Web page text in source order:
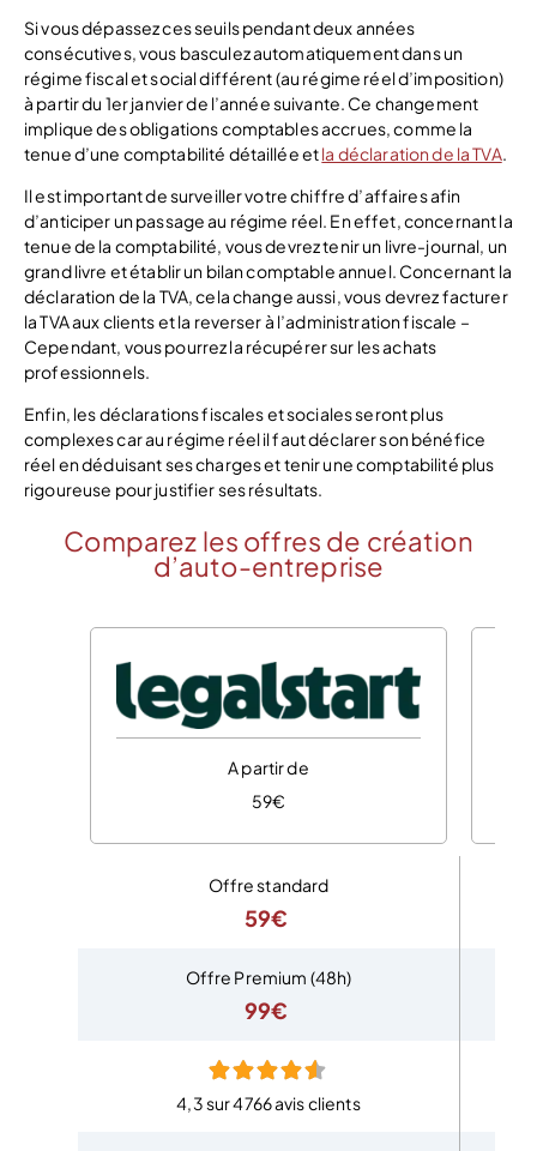
Si vous dépassez ces seuils pendant deux années
consécutives, vous basculez automatiquement dans un
régime fiscal et social différent (au régime réel d’imposition)
à partir du 1er janvier de l’année suivante. Ce changement
implique des obligations comptables accrues, comme la
tenue d’une comptabilité détaillée etla déclaration de la TVA.
Il est important de surveiller votre chiffre d’affaires afin
d’anticiper un passage au régime réel. En effet, concernant la
tenue de la comptabilité, vous devrez tenir un livre-journal, un
grand livre et établir un bilan comptable annuel. Concernant la
déclaration de la TVA, cela change aussi, vous devrez facturer
la TVA aux clients et la reverser à l’administration fiscale –
Cependant, vous pourrez la récupérer sur les achats
professionnels.
Enfin, les déclarations fiscales et sociales seront plus
complexes car au régime réel il faut déclarer son bénéfice
réel en déduisant ses charges et tenir une comptabilité plus
rigoureuse pour justifier ses résultats.
Comparez les offres de création
d’auto-entreprise
A partir de
59€
Offre standard
59€
Offre Premium (48h)
99€
4,3 sur 4766 avis clients